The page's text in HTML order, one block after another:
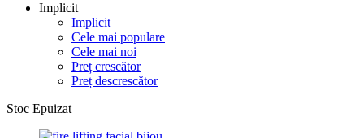
Implicit
Implicit
Cele mai populare
Cele mai noi
Preț crescător
Preț descrescător
Stoc Epuizat